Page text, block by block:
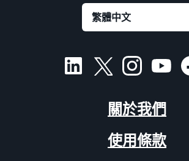
關於我們
使用條款